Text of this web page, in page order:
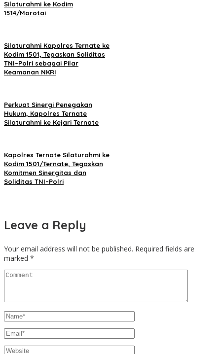
Silaturahmi ke Kodim
1514/Morotai
Silaturahmi Kapolres Ternate ke
Kodim 1501, Tegaskan Soliditas
TNI–Polri sebagai Pilar
Keamanan NKRI
Perkuat Sinergi Penegakan
Hukum, Kapolres Ternate
Silaturahmi ke Kejari Ternate
Kapolres Ternate Silaturahmi ke
Kodim 1501/Ternate, Tegaskan
Komitmen Sinergitas dan
Soliditas TNI–Polri
Leave a Reply
Your email address will not be published. Required fields are
marked *